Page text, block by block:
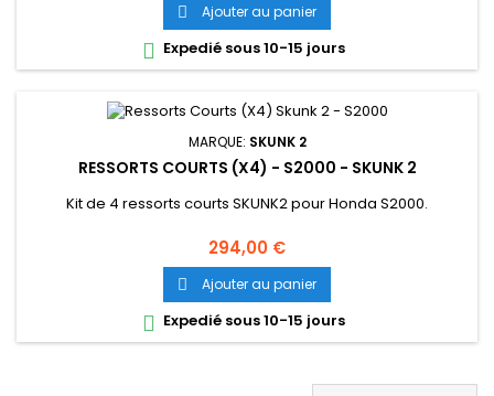
 Ajouter au panier
 Expedié sous 10-15 jours
MARQUE: SKUNK 2
RESSORTS COURTS (X4) - S2000 - SKUNK 2
Kit de 4 ressorts courts SKUNK2 pour Honda S2000.
Prix
294,00 €
 Ajouter au panier
 Expedié sous 10-15 jours